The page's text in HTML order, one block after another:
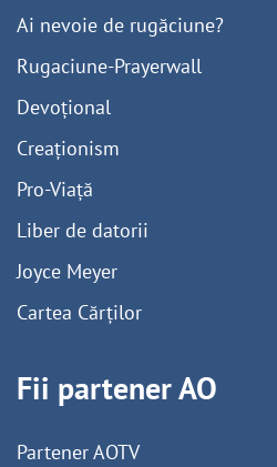
Ai nevoie de rugăciune?
Rugaciune-Prayerwall
Devoțional
Creaționism
Pro-Viață
Liber de datorii
Joyce Meyer
Cartea Cărților
Fii partener AO
Partener AOTV